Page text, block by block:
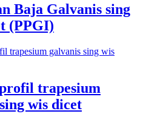
Baja Galvanis sing
(PPGI)
trapesium
wis dicet